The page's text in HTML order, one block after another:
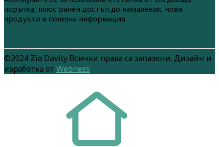
поръчка, плюс ранен достъп до намаления, нови
продукти и полезна информация.
©2024 Zia Davity Всички права са запазени. Дизайн и
изработка от Webness